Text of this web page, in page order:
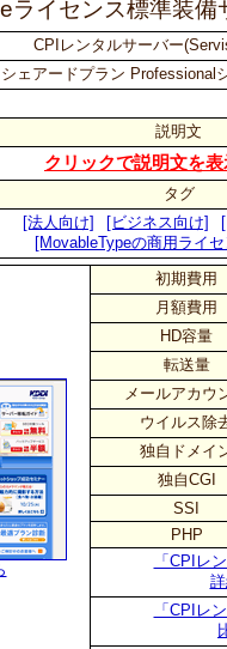
ライセンス標準装備
CPIレンタルサーバー
シェアードプラン Professional
説明文
クリックで説明文を
タグ
[法人向け]
[ビジネス向け]
[MovableTypeの商用ライ
初期費用
月額費用
HD容量
転送量
メールアカウ
ウイルス除
独自ドメイ
独自CGI
SSI
PHP
「CPIレ
「CPIレ